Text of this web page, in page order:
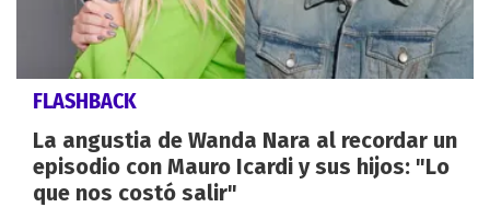
FLASHBACK
La angustia de Wanda Nara al recordar un
episodio con Mauro Icardi y sus hijos: "Lo
que nos costó salir"